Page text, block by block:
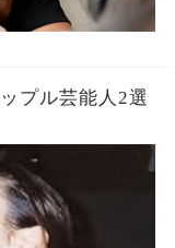
プル芸能人2選